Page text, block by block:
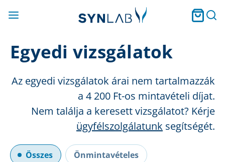
Egyedi vizsgálatok
Az egyedi vizsgálatok árai nem tartalmazzák
a 4 200 Ft-os mintavételi díjat.
Nem találja a keresett vizsgálatot? Kérje
ügyfélszolgálatunk segítségét.
Összes Önmintavételes